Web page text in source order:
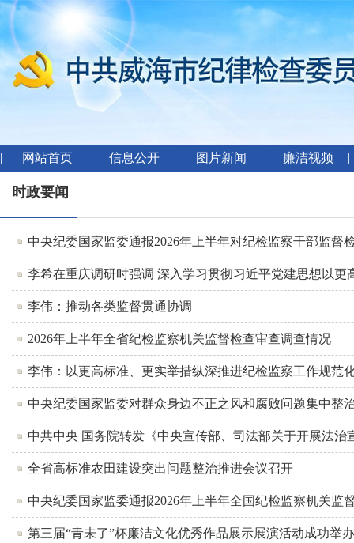
| 网站首页 | 信息公开 | 图片新闻 | 廉洁视频 |
时政要闻
中央纪委国家监委通报2026年上半年对纪检监察干部监督
李希在重庆调研时强调 深入学习贯彻习近平党建思想以
李伟：推动各类监督贯通协调
2026年上半年全省纪检监察机关监督检查审查调查情况
李伟：以更高标准、更实举措纵深推进纪检监察工作规范
中央纪委国家监委对群众身边不正之风和腐败问题集中整
中共中央 国务院转发《中央宣传部、司法部关于开展法治
全省高标准农田建设突出问题整治推进会议召开
中央纪委国家监委通报2026年上半年全国纪检监察机关监
第三届“青未了”杯廉洁文化优秀作品展示展演活动成功举办